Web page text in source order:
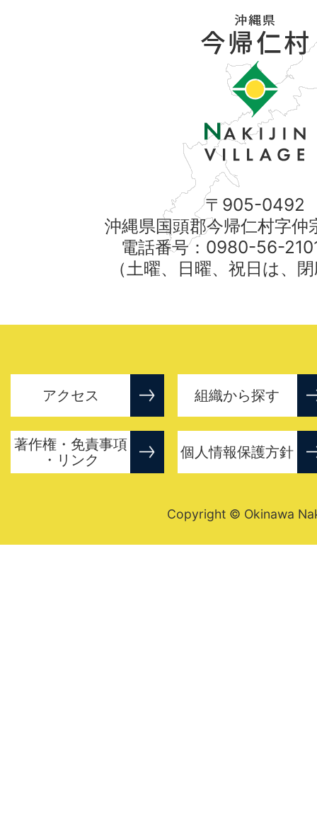
〒905-0492
沖縄県国頭郡今帰仁村字仲
電話番号：0980-56-
（土曜、日曜、祝日は、
アクセス 組織から探す
著作権・免責事項
・リンク
個人情報保護方針
Copyright © Okinawa